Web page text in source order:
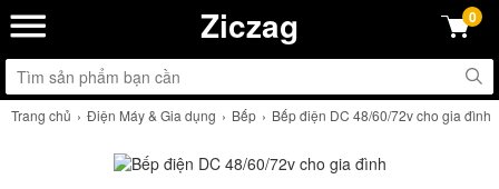
Ziczag 0
Trang chủ Điện Máy & Gia dụng Bếp Bếp điện DC 48/60/72v cho gia đình